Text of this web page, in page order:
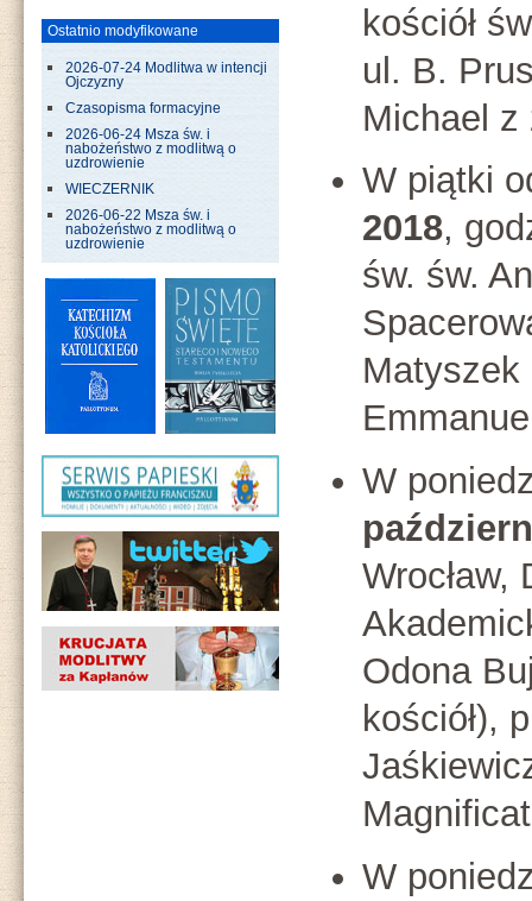
Ostatnio modyfikowane
2026-07-24 Modlitwa w intencji
Ojczyzny
Czasopisma formacyjne
2026-06-24 Msza św. i
nabożeństwo z modlitwą o
uzdrowienie
WIECZERNIK
2026-06-22 Msza św. i
nabożeństwo z modlitwą o
uzdrowienie
kościół
ul. B.
Michael z
W piątki
2018,
św. św.
Matyszek
W
Wrocław,
Odona
kościół),
Magnificat
W